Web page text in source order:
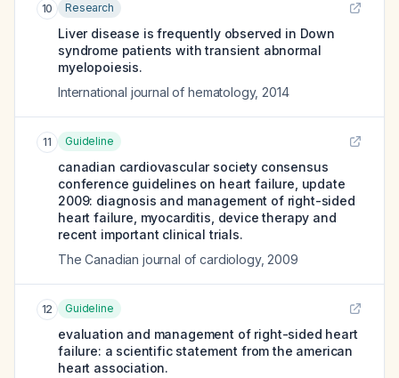
10 Research
Liver disease is frequently observed in Down
syndrome patients with transient abnormal
myelopoiesis.
International journal of hematology, 2014
11 Guideline
canadian cardiovascular society consensus
conference guidelines on heart failure, update
2009: diagnosis and management of right-sided
heart failure, myocarditis, device therapy and
recent important clinical trials.
The Canadian journal of cardiology, 2009
12 Guideline
evaluation and management of right-sided heart
failure: a scientific statement from the american
heart association.